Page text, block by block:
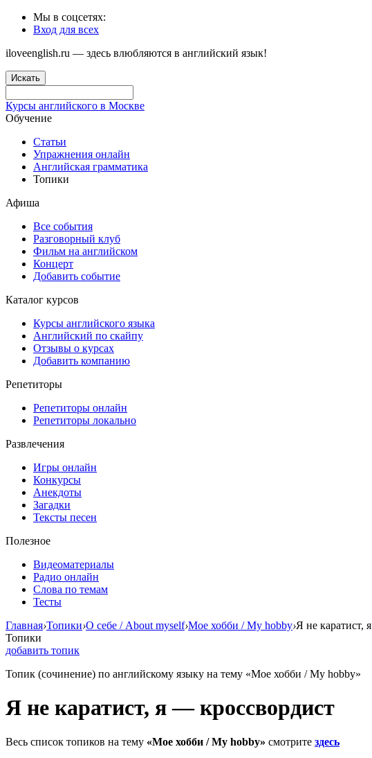
Мы в соцсетях:
Вход для всех
iloveenglish.ru — здесь влюбляются в английский язык!
Искать
Курсы английского в Москве
Обучение
Статьи
Упражнения онлайн
Английская грамматика
Топики
Афиша
Все события
Разговорный клуб
Фильм на английском
Концерт
Добавить событие
Каталог курсов
Курсы английского языка
Английский по скайпу
Отзывы о курсах
Добавить компанию
Репетиторы
Репетиторы онлайн
Репетиторы локально
Развлечения
Игры онлайн
Конкурсы
Анекдоты
Загадки
Тексты песен
Полезное
Видеоматериалы
Радио онлайн
Слова по темам
Тесты
Главная›Топики›О себе / About myself›Мое хобби / My hobby›Я не каратист,
Топики
добавить топик
Топик (сочинение) по английскому языку на тему «Мое хобби / My hobby»
Я не каратист, я — кроссвордист
Весь список топиков на тему «Мое хобби / My hobby» смотрите здесь